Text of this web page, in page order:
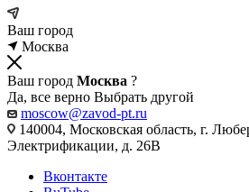
Ваш город
Москва
Ваш город Москва ?
Да, все верно Выбрать другой
moscow@zavod-pt.ru
140004, Московская область, г.
Электрификации, д. 26В
Вконтакте